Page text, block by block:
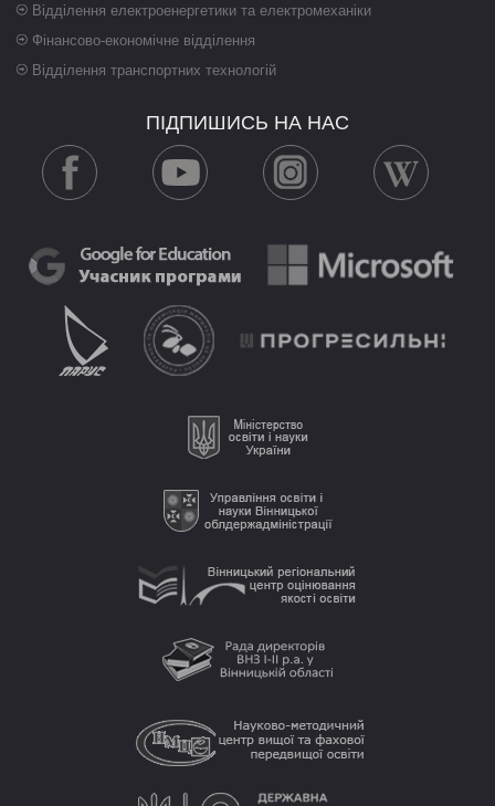
Відділення електроенергетики та електромеханіки
Фінансово-економічне відділення
Відділення транспортних технологій
ПІДПИШИСЬ НА НАС